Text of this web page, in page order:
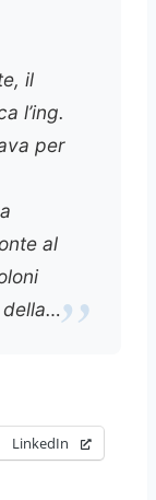
il
l’ing.
per
al
della…
LinkedIn